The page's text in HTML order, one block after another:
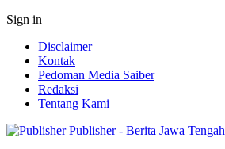
Sign in
Disclaimer
Kontak
Pedoman Media Saiber
Redaksi
Tentang Kami
Publisher - Berita Jawa Tengah